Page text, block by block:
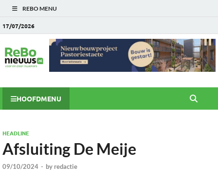
REBO MENU
17/07/2026
HOOFDMENU
HEADLINE
Afsluiting De Meije
09/10/2024 - by redactie